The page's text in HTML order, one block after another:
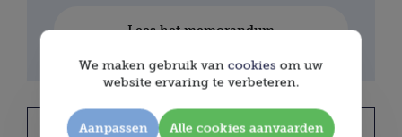
Lees het memorandum
We maken gebruik van cookies om uw
website ervaring te verbeteren.
Aanpassen Alle cookies aanvaarden